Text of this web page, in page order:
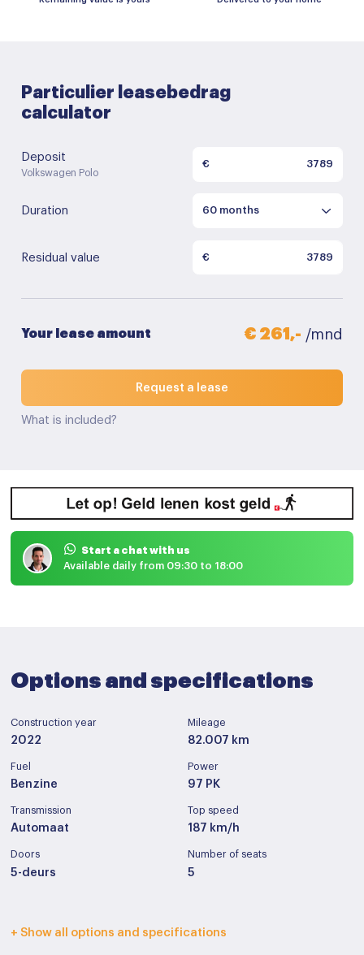
Particulier leasebedrag
calculator
Deposit
Volkswagen Polo
€
Duration
Residual value €
Your lease amount € 261,- /mnd
Request a lease
What is included?
Start a chat with us
Available daily from 09:30 to 18:00
Options and specifications
Construction year
2022
Mileage
82.007 km
Fuel
Benzine
Power
97 PK
Transmission
Automaat
Top speed
187 km/h
Doors
5-deurs
Number of seats
5
Interior color Upholstery
+ Show all options and specifications